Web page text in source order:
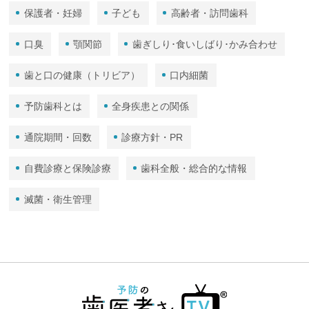
保護者・妊婦 子ども 高齢者・訪問歯科
口臭 顎関節 歯ぎしり･食いしばり･かみ合わせ
歯と口の健康（トリビア） 口内細菌
予防歯科とは 全身疾患との関係
通院期間・回数 診療方針・PR
自費診療と保険診療 歯科全般・総合的な情報
滅菌・衛生管理